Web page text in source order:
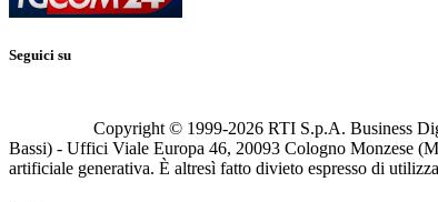
Seguici su
Copyright © 1999-2026 RTI S.p.A. Business
Bassi) - Uffici Viale Europa 46, 20093 Cologno Monzese
artificiale generativa. È altresì fatto divieto espresso di